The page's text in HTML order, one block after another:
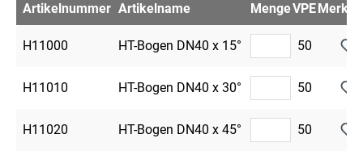
Artikelnummer Artikelname MengeVPE
H11000 HT-Bogen DN40 x 15° 50
H11010 HT-Bogen DN40 x 30° 50
H11020 HT-Bogen DN40 x 45° 50